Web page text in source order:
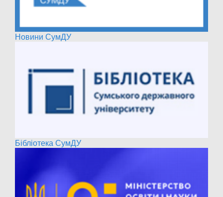
Новини СумДУ
Бібліотека СумДУ